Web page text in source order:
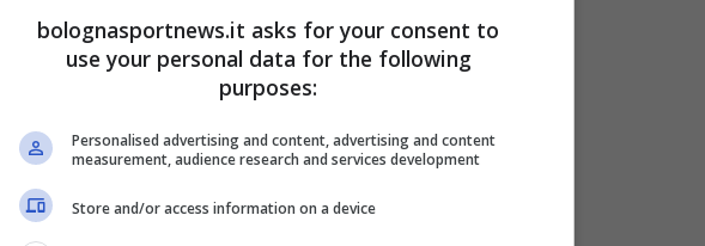
– Ansa – bolognasportnews.it
bolognasportnews.it asks for your consent to
use your personal data for the following
purposes:
Personalised advertising and content, advertising and content
measurement, audience research and services development
Store and/or access information on a device